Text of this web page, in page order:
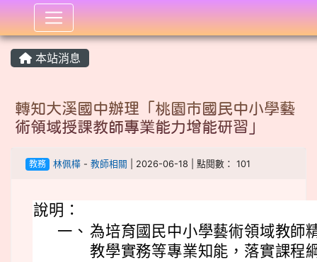
:::
本站消息
轉知大溪國中辦理「桃園市國民中小學藝
術領域授課教師專業能力增能研習」
教務 林佩樺- 教師相關 | 2026-06-18 | 點閱數： 101
說明：
一、 為培育國民中小學藝術領域教師
教學實務等專業知能，落實課程